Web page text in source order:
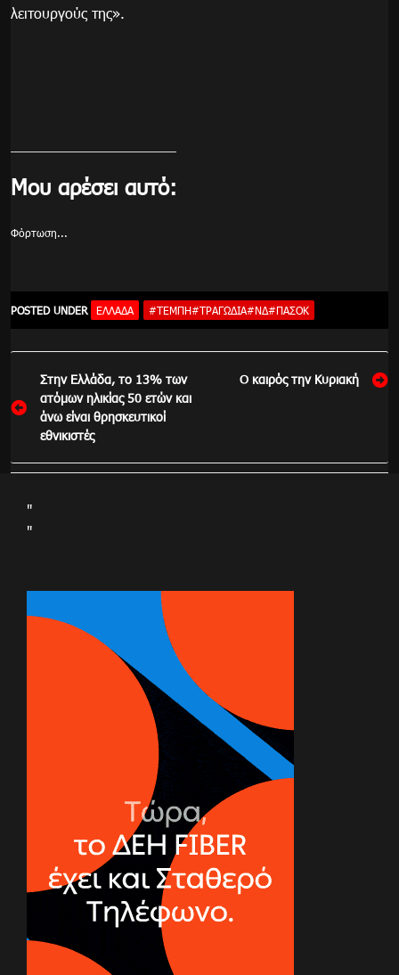
λειτουργούς της».
Μου αρέσει αυτό:
Φόρτωση...
POSTED UNDER ΕΛΛΆΔΑ #ΤΕΜΠΗ#ΤΡΑΓΩΔΙΑ#ΝΔ#ΠΑΣΟΚ
Πλοήγηση
άρθρων
Στην Ελλάδα, το 13% των
ατόμων ηλικίας 50 ετών και
άνω είναι θρησκευτικοί
εθνικιστές
Ο καιρός την Κυριακή
"
"